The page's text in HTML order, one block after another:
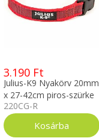
3.190 Ft
Julius-K9 Nyakörv 20mm
x 27-42cm piros-szürke
220CG-R